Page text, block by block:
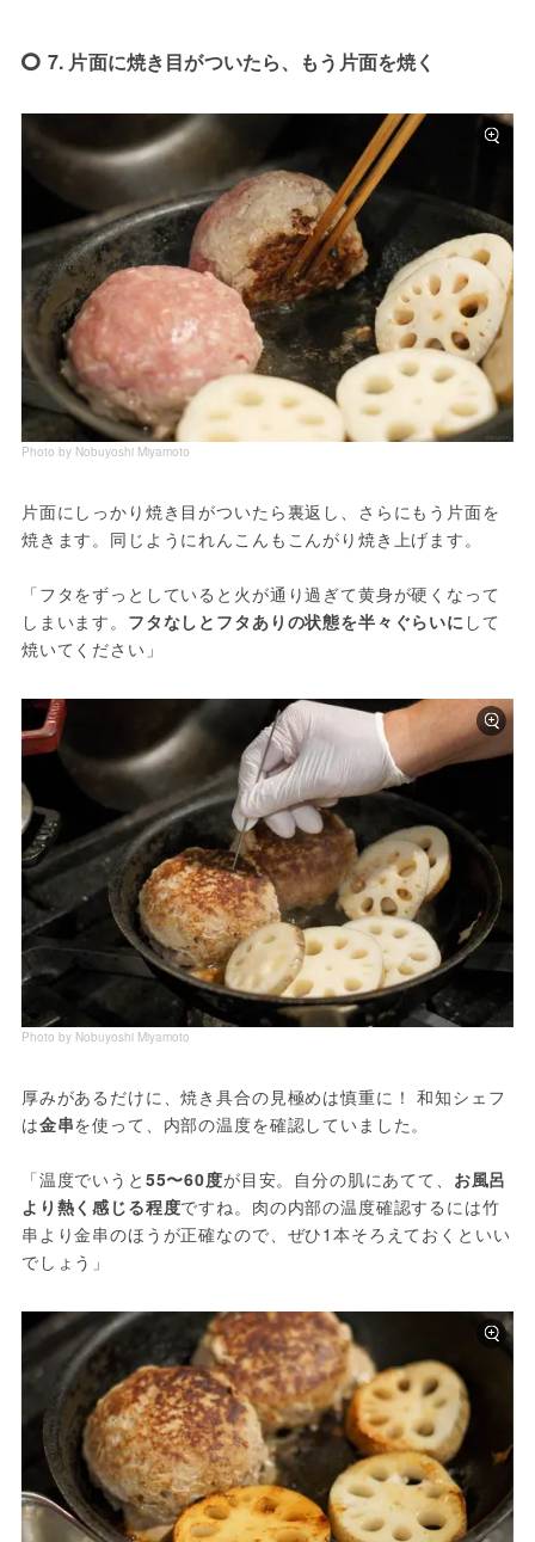
7. 片面に焼き目がついたら、もう片面を焼く
Photo by Nobuyoshi Miyamoto
片面にしっかり焼き目がついたら裏返し、さらにもう片面を
焼きます。同じようにれんこんもこんがり焼き上げます。
「フタをずっとしていると火が通り過ぎて黄身が硬くなって
しまいます。 フタなしとフタありの状態を半々ぐらいに して
焼いてください」
Photo by Nobuyoshi Miyamoto
厚みがあるだけに、焼き具合の見極めは慎重に！ 和知シェフ
は金串を使って、内部の温度を確認していました。
「温度でいうと 55〜60度が目安。自分の肌にあてて、 お風呂
より熱く感じる程度ですね。肉の内部の温度確認するには竹
串より金串のほうが正確なので、ぜひ1本そろえておくといい
でしょう」